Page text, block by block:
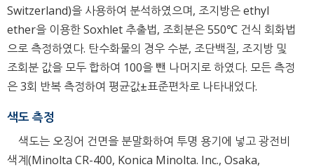
Switzerland)을 사용하여 분석하였으며, 조지방은 ethyl
ether을 이용한 Soxhlet 추출법, 조회분은 550℃ 건식 회화법
으로 측정하였다. 탄수화물의 경우 수분, 조단백질, 조지방 및
조회분 값을 모두 합하여 100을 뺀 나머지로 하였다. 모든 측정
은 3회 반복 측정하여 평균값±표준편차로 나타내었다.
색도 측정
색도는 오징어 건면을 분말화하여 투명 용기에 넣고 광전비
색계(Minolta CR-400, Konica Minolta. Inc., Osaka,